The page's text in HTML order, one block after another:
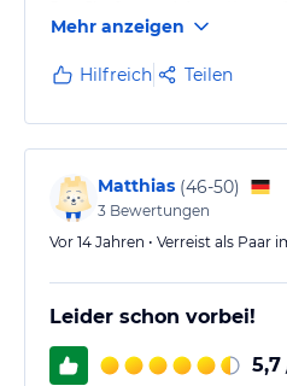
Ausflüge,
Wir waren eine Woche dort
Anfang an sehr wohl
Atmosphäre ist super...!
Auf jeden Fall buchen -
Mehr anzeigen
Hilfreich Teilen
Matthias (46-50)
3 Bewertungen
Vor 14 Jahren • Verreist als Paar
Leider schon vorbei!
5,7